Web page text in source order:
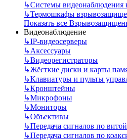
↳Системы
↳Термошкафы
Показать все
Видеонаблюдение
↳IP-видеосерверы
↳Аксессуары
↳Видеорегистраторы
↳Жёсткие диски и карты
↳Клавиатуры и пульты
↳Кронштейны
↳Микрофоны
↳Мониторы
↳Объективы
↳Передача сигналов по
↳Передача сигналов по